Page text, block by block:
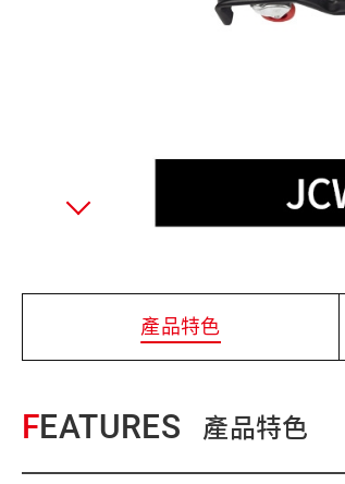
產品特色
FEATURES 產品特色